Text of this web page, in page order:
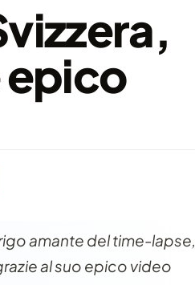
amante del time-lapse,
al suo epico video